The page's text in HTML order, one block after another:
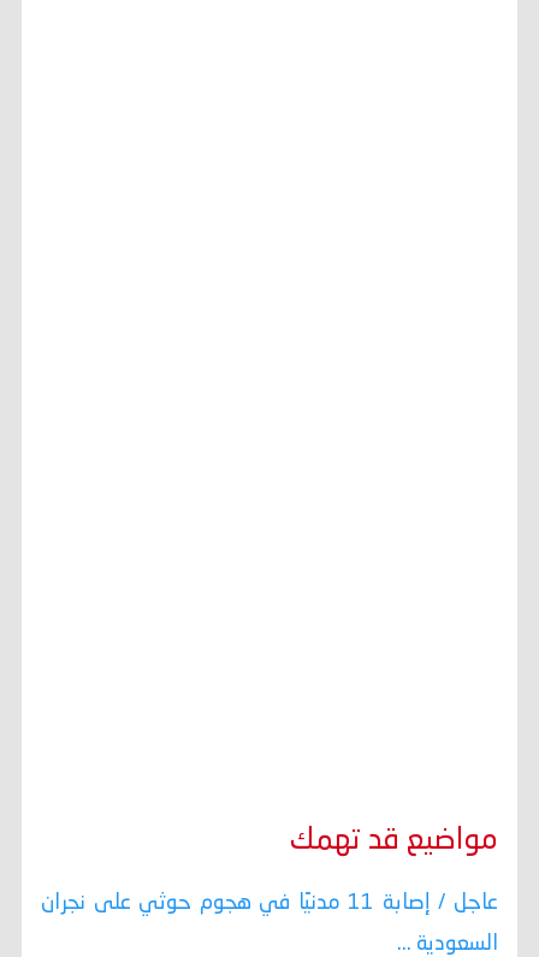
مواضيع قد تهمك
عاجل / إصابة 11 مدنيًا في هجوم حوثي على نجران
السعودية ...